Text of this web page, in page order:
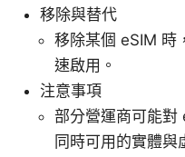
移除與替代
移除某個 eSIM 時
速啟用。
注意事項
部分營運商可能對
同時可用的實體